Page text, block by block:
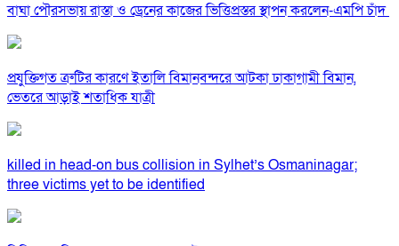
বাঘা পৌরসভায় রাস্তা ও ড্রেনের কাজের ভিত্তিপ্রস্তর স্থাপন করলেন-এমপি চাঁদ
প্রযুক্তিগত ত্রুটির কারণে ইতালি বিমানবন্দরে আটকা ঢাকাগামী বিমান,
ভেতরে আড়াই শতাধিক যাত্রী
killed in head-on bus collision in Sylhet’s Osmaninagar;
three victims yet to be identified